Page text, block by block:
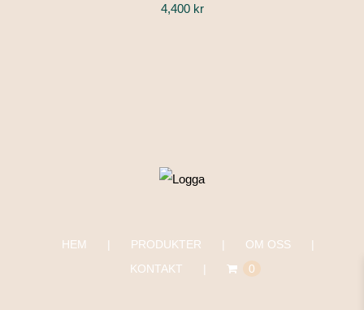
4,400 kr
HEM PRODUKTER
OM OSS
KONTAKT
0